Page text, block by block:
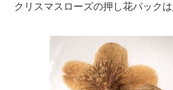
クリスマスローズの押し花パックは